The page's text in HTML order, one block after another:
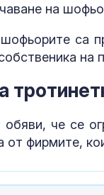
на
са
на
че се
от фирмите,